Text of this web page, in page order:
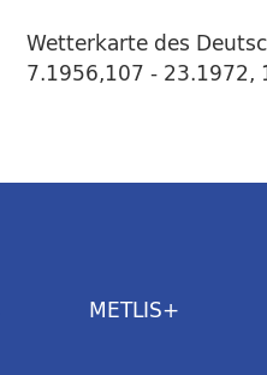
Wetterkarte des
7.1956,107 - 23.1972,
METLIS+